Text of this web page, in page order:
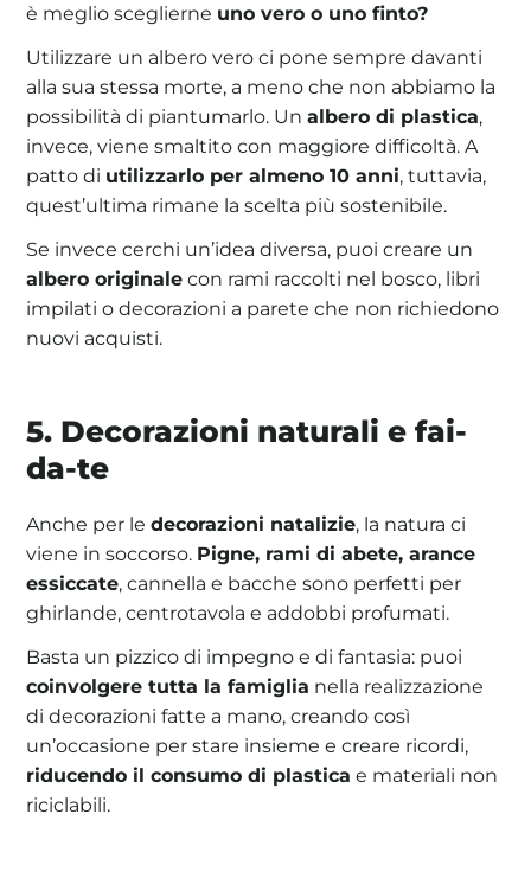
è meglio sceglierne uno vero o uno finto?
Utilizzare un albero vero ci pone sempre davanti
alla sua stessa morte, a meno che non abbiamo la
possibilità di piantumarlo. Unalbero di plastica,
invece, viene smaltito con maggiore difficoltà. A
patto di utilizzarlo per almeno 10 anni, tuttavia,
quest’ultima rimane la scelta più sostenibile.
Se invece cerchi un’idea diversa, puoi creare un
albero originale con rami raccolti nel bosco, libri
impilati o decorazioni a parete che non richiedono
nuovi acquisti.
5. Decorazioni naturali e fai-
da-te
Anche per ledecorazioni natalizie, la natura ci
viene in soccorso. Pigne, rami di abete, arance
essiccate, cannella e bacche sono perfetti per
ghirlande, centrotavola e addobbi profumati.
Basta un pizzico di impegno e di fantasia: puoi
coinvolgere tutta la famiglia nella realizzazione
di decorazioni fatte a mano, creando così
un’occasione per stare insieme e creare ricordi,
riducendo il consumo di plastica e materiali non
riciclabili.